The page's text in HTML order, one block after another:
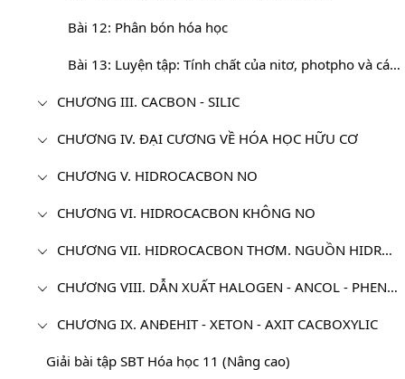
Bài 12: Phân bón hóa học
Bài 13: Luyện tập: Tính chất của nitơ, photpho và các hợp chất của chúng
CHƯƠNG III. CACBON - SILIC
CHƯƠNG IV. ĐẠI CƯƠNG VỀ HÓA HỌC HỮU CƠ
CHƯƠNG V. HIDROCACBON NO
CHƯƠNG VI. HIDROCACBON KHÔNG NO
CHƯƠNG VII. HIDROCACBON THƠM. NGUỒN HIDROCACBON THIÊN NHIÊN. HỆ THỐNG HÓA VỀ HIDROCACBON
CHƯƠNG VIII. DẪN XUẤT HALOGEN - ANCOL - PHENOL
CHƯƠNG IX. ANĐEHIT - XETON - AXIT CACBOXYLIC
Giải bài tập SBT Hóa học 11 (Nâng cao)